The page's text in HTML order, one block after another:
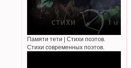
Памяти тети | Cтихи поэтов.
Стихи современных поэтов.